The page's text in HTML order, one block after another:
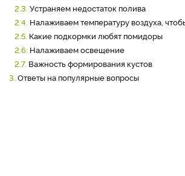
2.3. Устраняем недостаток полива
2.4. Налаживаем температуру воздуха,
2.5. Какие подкормки любят помидоры
2.6. Налаживаем освещение
2.7. Важность формирования кустов
3. Ответы на популярные вопросы